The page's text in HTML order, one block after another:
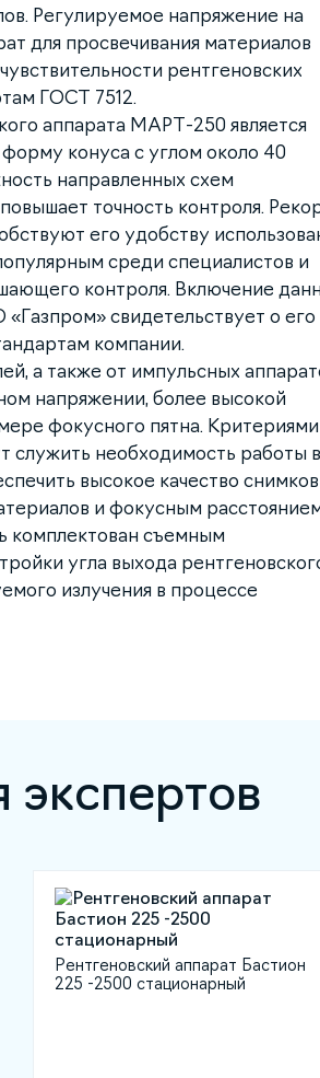
Регулируемое напряжение на
для просвечивания материалов
рентгеновских
ГОСТ 7512.
аппарата МАРТ-250 является
конуса с углом около 40
направленных схем
точность контроля.
его удобству
среди специалистов и
контроля. Включение
свидетельствует о его
компании.
а также от импульсных
напряжении, более высокой
фокусного пятна. Критериями
служить необходимость работы в
высокое качество
и фокусным
комплектован съемным
угла выхода
излучения в процессе
экспертов
Рентгеновский аппарат Бастион
225 -2500 стационарный